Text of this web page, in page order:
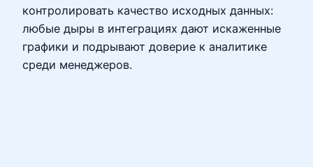
контролировать качество исходных данных:
любые дыры в интеграциях дают искаженные
графики и подрывают доверие к аналитике
среди менеджеров.